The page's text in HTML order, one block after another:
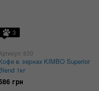
3
830
в зернах KIMBO Superior
1кг
грн